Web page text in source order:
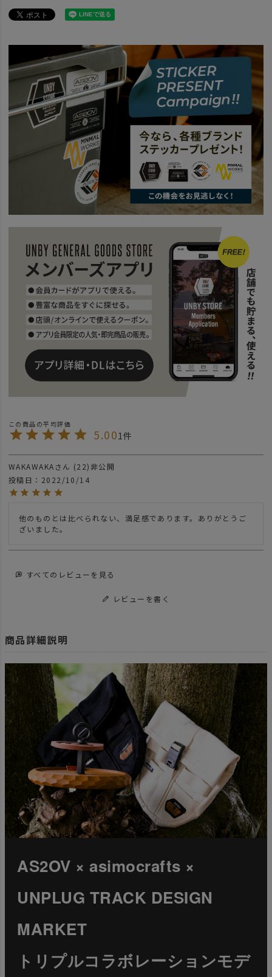
5.001
WAKAWAKA 22 非公開
投稿日
2022/10/14
他のものとは比べられない、満足感であります。ありがとうご
ざいました。
すべてのレビューを見る
レビューを書く
商品詳細説明
AS2OV × asimocrafts ×
UNPLUG TRACK DESIGN
MARKET
トリプルコラボレーションモデ